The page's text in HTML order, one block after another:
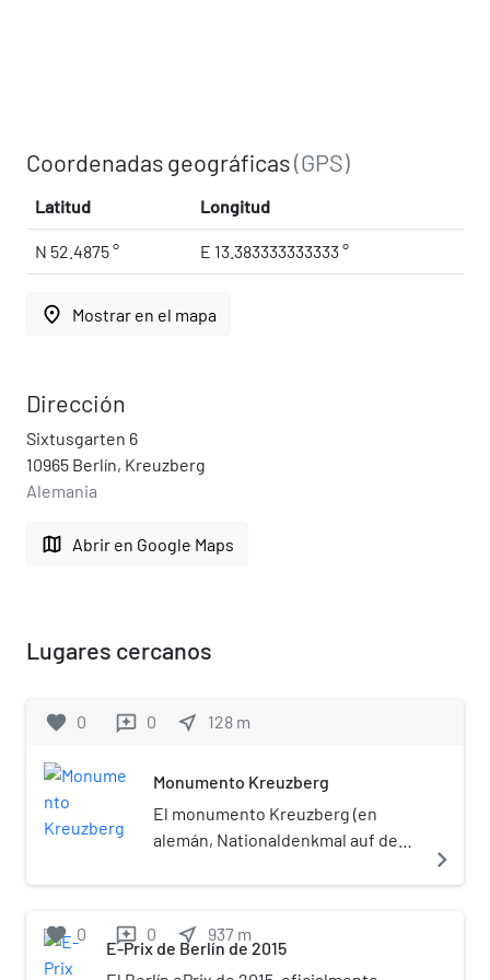
Coordenadas geográficas(GPS)
Latitud Longitud
N 52.4875 ° E 13.383333333333 °
place Mostrar en el mapa
Dirección
Sixtusgarten 6
10965 Berlín, Kreuzberg
Alemania
map Abrir en Google Maps
Lugares cercanos
favorite 0 reviews 0 near_me 128 m
Monumento Kreuzberg
El monumento Kreuzberg (en
alemán, Nationaldenkmal auf dem
ciudad alemana de Berlín, y fue
lucharon contra la invasión
napoleónica.[1]​ El tema
navigate_next
favorite 0 reviews 0 near_me 937 m
E-Prix de Berlín de 2015